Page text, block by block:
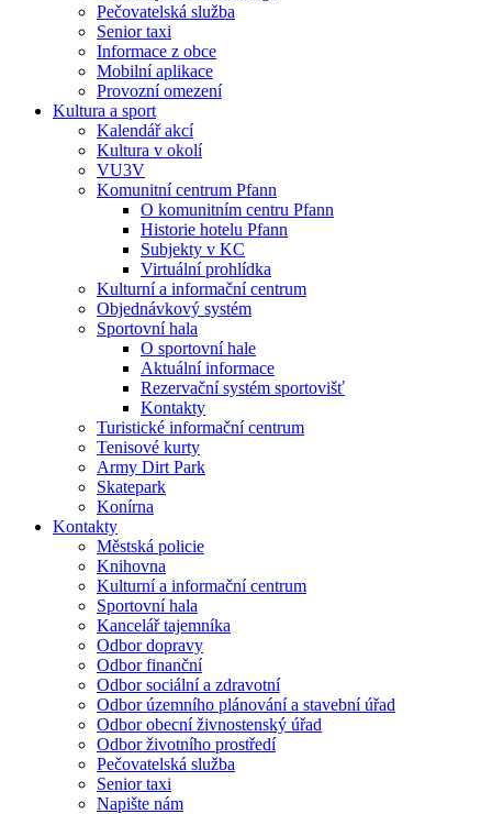
Pečovatelská služba
Senior taxi
Informace z obce
Mobilní aplikace
Provozní omezení
Kultura a sport
Kalendář akcí
Kultura v okolí
VU3V
Komunitní centrum Pfann
O komunitním centru Pfann
Historie hotelu Pfann
Subjekty v KC
Virtuální prohlídka
Kulturní a informační centrum
Objednávkový systém
Sportovní hala
O sportovní hale
Aktuální informace
Rezervační systém sportovišť
Kontakty
Turistické informační centrum
Tenisové kurty
Army Dirt Park
Skatepark
Konírna
Kontakty
Městská policie
Knihovna
Kulturní a informační centrum
Sportovní hala
Kancelář tajemníka
Odbor dopravy
Odbor finanční
Odbor sociální a zdravotní
Odbor územního plánování a stavební úřad
Odbor obecní živnostenský úřad
Odbor životního prostředí
Pečovatelská služba
Senior taxi
Napište nám